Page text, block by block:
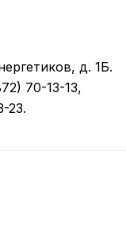
д. 1Б.
70-13-13,
23.